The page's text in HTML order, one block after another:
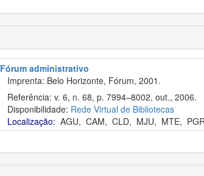
Fórum administrativo
Imprenta: Belo Horizonte, Fórum, 2001.
Referência: v. 6, n. 68, p. 7994–8002, out., 2006.
Disponibilidade: Rede Virtual de Bibliotecas
Localização: AGU, CAM, CLD, MJU, MTE,